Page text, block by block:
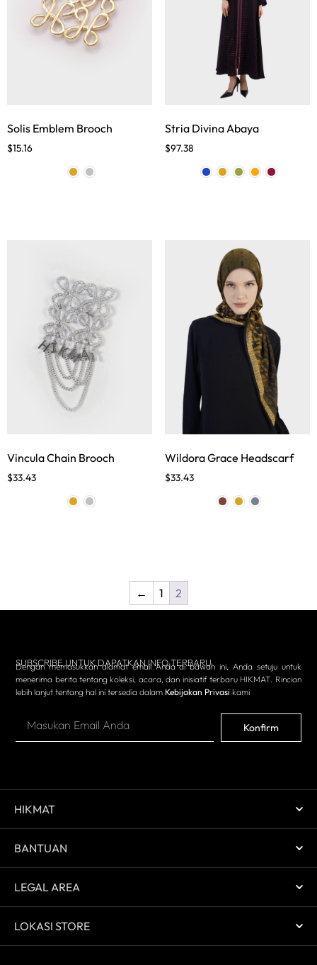
Solis Emblem Brooch
$15.16
Stria Divina Abaya
$97.38
Vincula Chain Brooch
$33.43
Wildora Grace Headscarf
$33.43
← 1 2
SUBSCRIBE UNTUK DAPATKAN INFO TERBARU
Dengan memasukkan alamat email Anda di bawah ini, Anda setuju untuk
menerima berita tentang koleksi, acara, dan inisiatif terbaru HIKMAT. Rincian
lebih lanjut tentang hal ini tersedia dalam Kebijakan Privasi kami
Konfirm
HIKMAT
BANTUAN
LEGAL AREA
LOKASI STORE